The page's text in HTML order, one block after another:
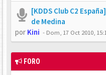
[KDDS Club C2
de Medina
por Kini - Dom, 17 Oct 2010,
FORO